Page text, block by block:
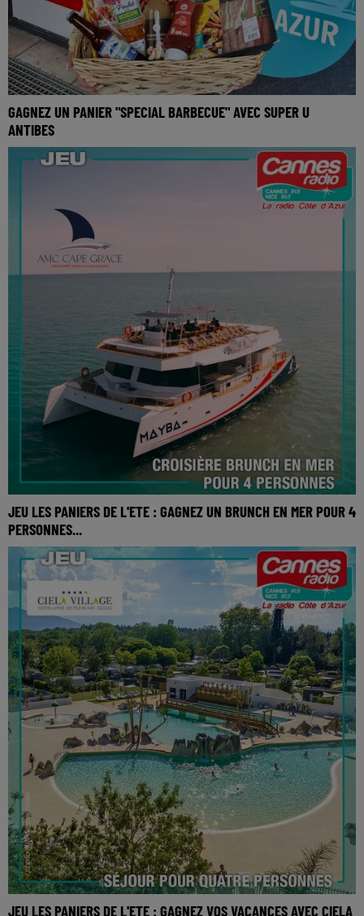
GAGNEZ UN PANIER "SPECIAL BARBECUE" AVEC SUPER U
ANTIBES
JEU LES PANIERS DE L'ETE : GAGNEZ UN BRUNCH EN MER POUR 4
PERSONNES...
JEU LES PANIERS DE L'ETE : GAGNEZ VOS VACANCES AVEC CIELA